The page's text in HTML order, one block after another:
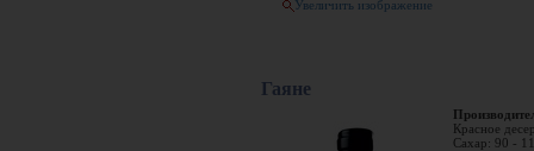
Увеличить изображение
Гаяне
Красное
Сахар: 90 -